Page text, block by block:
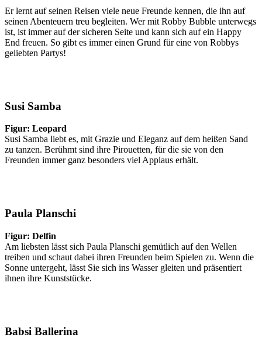
Er lernt auf seinen Reisen viele neue Freunde kennen, die ihn auf
seinen Abenteuern treu begleiten. Wer mit Robby Bubble unterwegs
ist, ist immer auf der sicheren Seite und kann sich auf ein Happy
End freuen. So gibt es immer einen Grund für eine von Robbys
geliebten Partys!
Susi Samba
Figur: Leopard
Susi Samba liebt es, mit Grazie und Eleganz auf dem heißen Sand
zu tanzen. Berühmt sind ihre Pirouetten, für die sie von den
Freunden immer ganz besonders viel Applaus erhält.
Paula Planschi
Figur: Delfin
Am liebsten lässt sich Paula Planschi gemütlich auf den Wellen
treiben und schaut dabei ihren Freunden beim Spielen zu. Wenn die
Sonne untergeht, lässt Sie sich ins Wasser gleiten und präsentiert
ihnen ihre Kunststücke.
Babsi Ballerina